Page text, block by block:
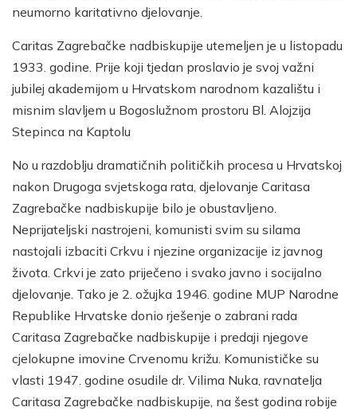
neumorno karitativno djelovanje.
Caritas Zagrebačke nadbiskupije utemeljen je u listopadu
1933. godine. Prije koji tjedan proslavio je svoj važni
jubilej akademijom u Hrvatskom narodnom kazalištu i
misnim slavljem u Bogoslužnom prostoru Bl. Alojzija
Stepinca na Kaptolu
No u razdoblju dramatičnih političkih procesa u Hrvatskoj
nakon Drugoga svjetskoga rata, djelovanje Caritasa
Zagrebačke nadbiskupije bilo je obustavljeno.
Neprijateljski nastrojeni, komunisti svim su silama
nastojali izbaciti Crkvu i njezine organizacije iz javnog
života. Crkvi je zato priječeno i svako javno i socijalno
djelovanje. Tako je 2. ožujka 1946. godine MUP Narodne
Republike Hrvatske donio rješenje o zabrani rada
Caritasa Zagrebačke nadbiskupije i predaji njegove
cjelokupne imovine Crvenomu križu. Komunističke su
vlasti 1947. godine osudile dr. Vilima Nuka, ravnatelja
Caritasa Zagrebačke nadbiskupije, na šest godina robije